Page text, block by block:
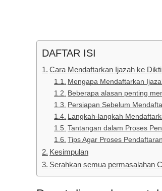
DAFTAR ISI
Cara Mendaftarkan Ijazah ke
Mengapa Mendaftarkan
Beberapa alasan penting
Persiapan Sebelum
Langkah-langkah
Tantangan dalam Proses
Tips Agar Proses
Kesimpulan
Serahkan semua permasalahan